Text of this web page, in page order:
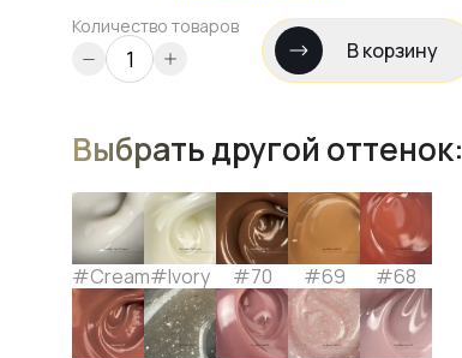
Количество товаров
В корзину
Выбрать другой оттенок:
#Cream#Ivory #70 #69 #68